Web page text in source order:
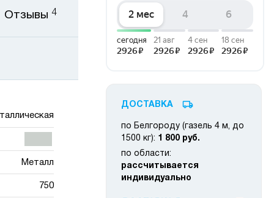
Металл
750
Отзывы 4
ДОСТАВКА
по Белгороду (газель 4 м, до
1500 кг): 1 800 руб.
по области:
рассчитывается
индивидуально